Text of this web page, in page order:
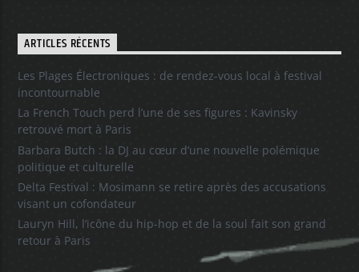
ARTICLES RÉCENTS
Les Plages Électroniques : de rendez-vous local à festival
incontournable
La French Touch perd l’une de ses figures : Kavinsky
retrouvé mort à Paris
Barbara Butch : la DJ au cœur d’une nouvelle polémique
politique et culturelle
Delta Festival : Mosimann se retire après des accusations
visant un cofondateur
Lauryn Hill, l’icône du hip-hop et de la soul fait son grand
retour à Paris